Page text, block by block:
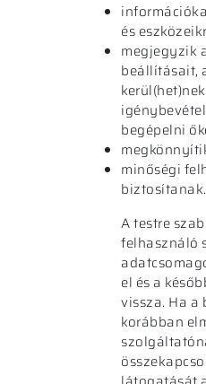
és
megjegyzik
beállításait,
begépelni
minőségi
biztosítanak.
A testre
felhasználó
el és a
vissza. Ha a
korábban